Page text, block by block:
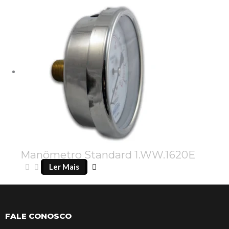
Manômetro Standard 1.WW.1620E
Ler Mais
FALE CONOSCO